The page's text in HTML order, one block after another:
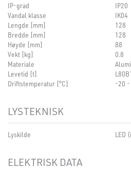
IP-grad
IP20
Vandal klasse
IK04
Lengde [mm]
128
Bredde [mm]
128
Høyde [mm]
88
Vekt [kg]
0.8
Materiale
Levetid [t]
Driftstemperatur [°C]
-20 -
LYSTEKNISK
Lyskilde LED
ELEKTRISK DATA